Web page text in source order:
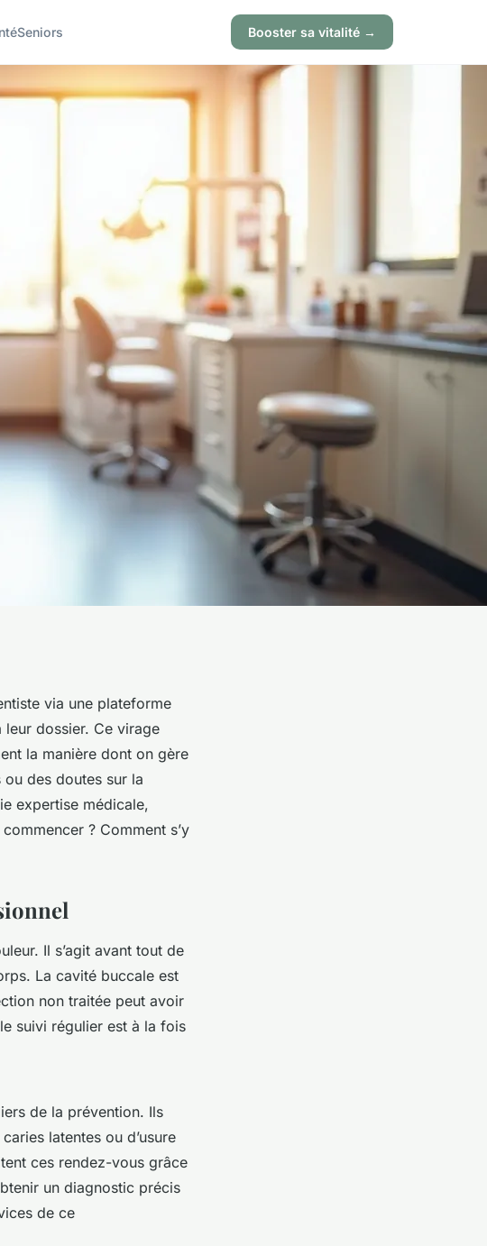
Seniors Booster sa vitalité →
via une plateforme
dossier. Ce virage
la manière dont on gère
des doutes sur la
expertise médicale,
? Comment s’y
Il s’agit avant tout de
La cavité buccale est
non traitée peut avoir
suivi régulier est à la fois
de la prévention. Ils
latentes ou d’usure
ces rendez-vous grâce
un diagnostic précis
de ce